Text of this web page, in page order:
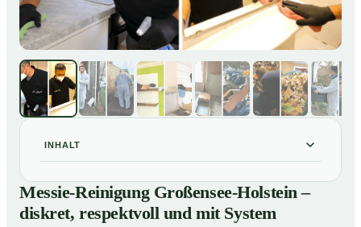
INHALT
Messie-Reinigung Großensee-Holstein – diskret,
respektvoll und mit System
Messie-Reinigung Großensee-Holstein –
diskret, respektvoll und mit System